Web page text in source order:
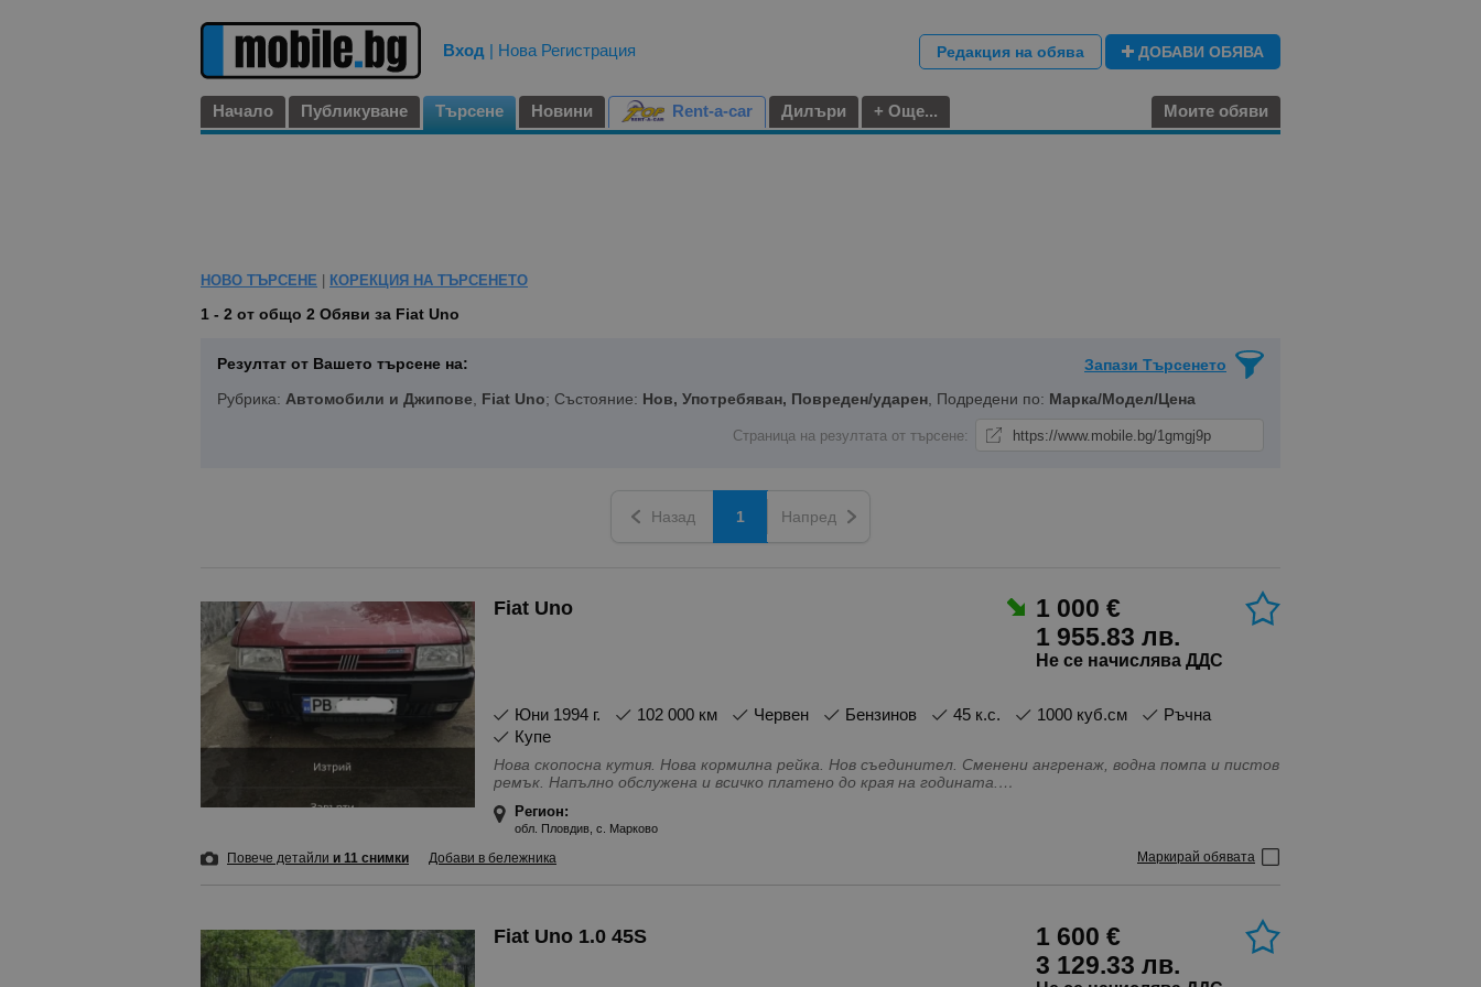
Вход | Нова Регистрация Редакция на обява ДОБАВИ ОБЯВА
Начало Публикуване Търсене Новини Rent-a-car Дилъри + Още... Моите обяви
НОВО ТЪРСЕНЕ КОРЕКЦИЯ НА ТЪРСЕНЕТО
1 - 2 от общо 2 Обяви за Fiat Uno
Резултат от Вашето търсене на:
Запази Търсенето
Рубрика: Автомобили и Джипове, Fiat Uno; Състояние: Нов, Употребяван, Повреден/ударен, Подредени по: Марка/Модел/Цена
Страница на резултата от търсене:
Назад 1 Напред
Fiat Uno
1 000 €
1 955.83 лв.
Не се начислява ДДС
юни 1994 г. 102 000 км Червен Бензинов 45 к.с. 1000 куб.см
Ръчна
Купе
Нова скопосна кутия. Нова кормилна рейка. Нов съединител. Сменени ангренаж, водна помпа и пистов
ремък. Напълно обслужена и всичко платено до края на годината.
Регион:
обл. Пловдив, с. Марково
Повече детайли и 11 снимки Добави в бележника Маркирай обявата
Fiat Uno 1.0 45S
1 600 €
3 129.33 лв.